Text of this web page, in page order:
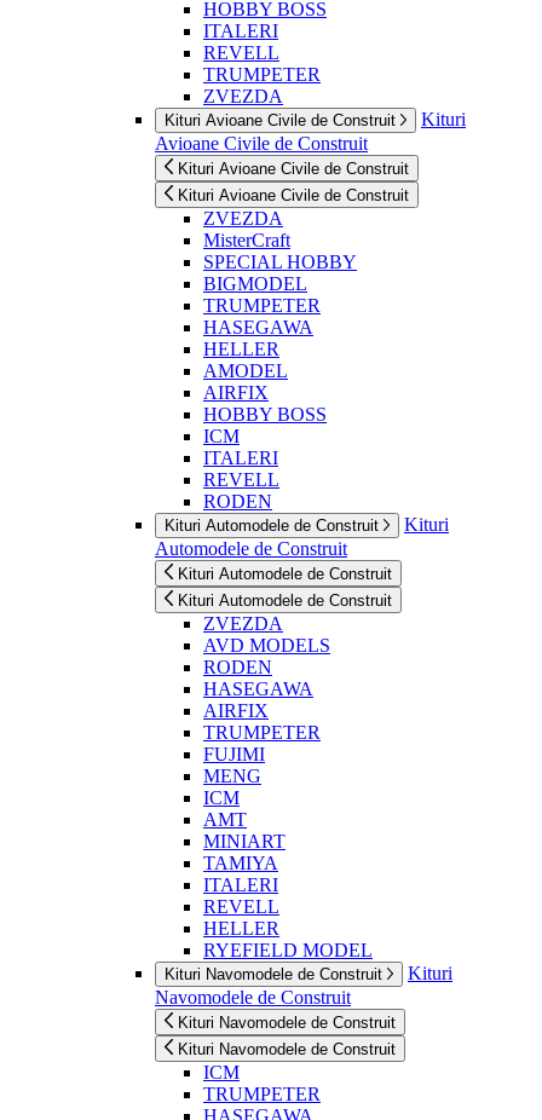
HOBBY BOSS
ITALERI
REVELL
TRUMPETER
ZVEZDA
Kituri Avioane Civile de Construit
Kituri
Avioane Civile de Construit
Kituri Avioane Civile de Construit
Kituri Avioane Civile de Construit
ZVEZDA
MisterCraft
SPECIAL HOBBY
BIGMODEL
TRUMPETER
HASEGAWA
HELLER
AMODEL
AIRFIX
HOBBY BOSS
ICM
ITALERI
REVELL
RODEN
Kituri Automodele de Construit
Kituri
Automodele de Construit
Kituri Automodele de Construit
Kituri Automodele de Construit
ZVEZDA
AVD MODELS
RODEN
HASEGAWA
AIRFIX
TRUMPETER
FUJIMI
MENG
ICM
AMT
MINIART
TAMIYA
ITALERI
REVELL
HELLER
RYEFIELD MODEL
Kituri Navomodele de Construit
Kituri
Navomodele de Construit
Kituri Navomodele de Construit
Kituri Navomodele de Construit
ICM
TRUMPETER